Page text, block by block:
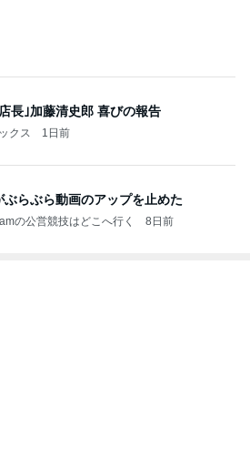
長｣加藤清史郎 喜びの報告
クス 1日前
らぶら動画のアップを止めた
の公営競技はどこへ行く 8日前